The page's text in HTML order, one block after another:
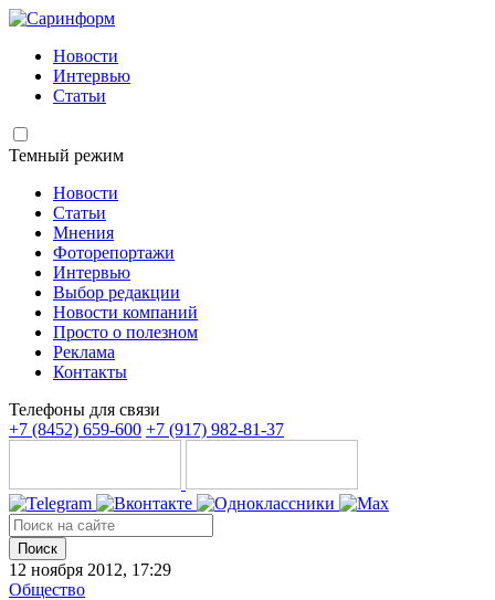
Новости
Интервью
Статьи
Темный режим
Новости
Статьи
Мнения
Фоторепортажи
Интервью
Выбор редакции
Новости компаний
Просто о полезном
Реклама
Контакты
Телефоны для связи
+7 (8452) 659-600 +7 (917) 982-81-37
Поиск
12 ноября 2012, 17:29
Общество